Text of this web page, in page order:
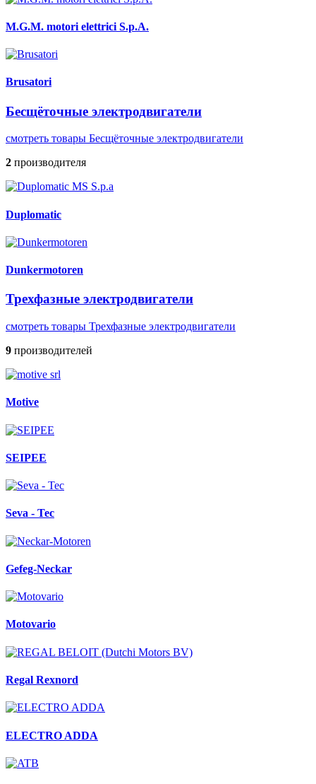
M.G.M. motori elettrici S.p.A.
Brusatori
Бесщёточные электродвигатели
смотреть товары Бесщёточные электродвигатели
2 производителя
Duplomatic
Dunkermotoren
Трехфазные электродвигатели
смотреть товары Трехфазные электродвигатели
9 производителей
Motive
SEIPEE
Seva - Tec
Gefeg-Neckar
Motovario
Regal Rexnord
ELECTRO ADDA